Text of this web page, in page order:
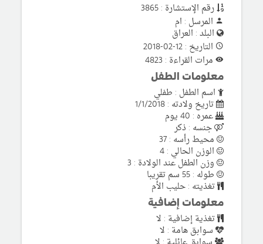
رقم الإستشارة : 3865
المرسل : ام
البلد : العراق
التاريخ : 12-02-2018
مرات القراءة : 4823
معلومات الطفل
اسم الطفل : طفلي
تاريخ ولادته : 1/1/2018
عمره : 40 يوم
جنسه : ذكر
محيط رأسه : 37
الوزن الحالي : 4
وزن الطفل عند الولادة : 3
طوله : 55 سم تقريبا
تغذيته : حليب الأم
معلومات إضافية
تغذية إضافية : لا
سوابق هامة : لا